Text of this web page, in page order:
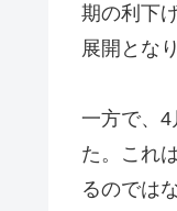
期の利下
展開とな
一方で、4
た。これ
るのでは